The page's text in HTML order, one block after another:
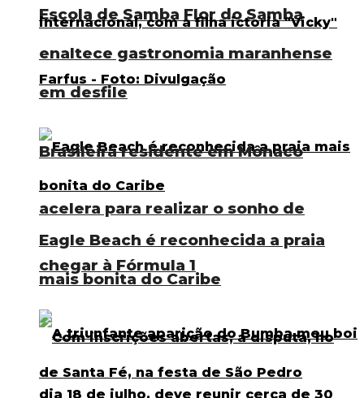
Escola de Samba Flor do Samba
enaltece gastronomia maranhense
em desfile
Eagle Beach é reconhecida a praia
mais bonita do Caribe
Brasileira residente em Mônaco
acelera para realizar o sonho de
chegar à Fórmula 1